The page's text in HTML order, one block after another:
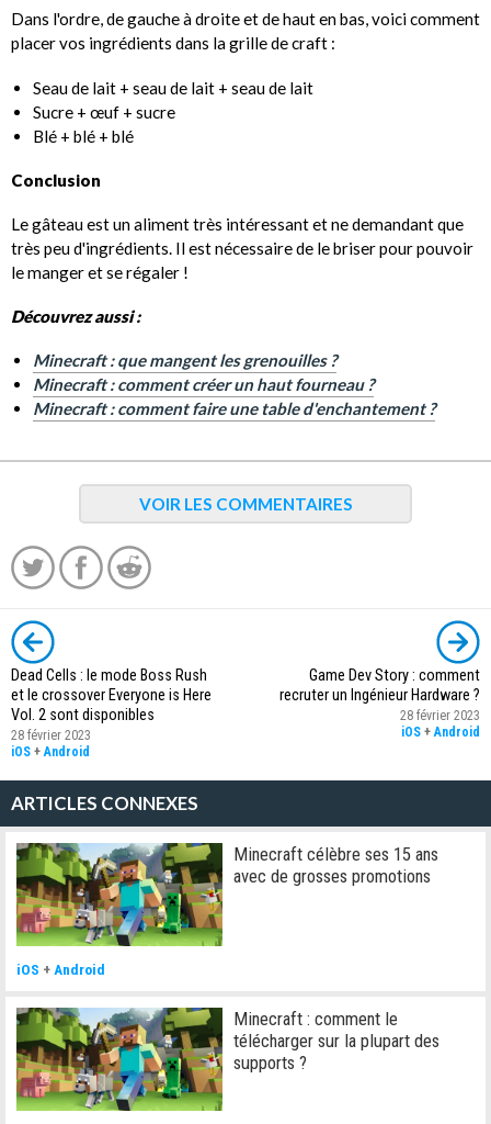
Dans l'ordre, de gauche à droite et de haut en bas, voici comment
placer vos ingrédients dans la grille de craft :
Seau de lait + seau de lait + seau de lait
Sucre + œuf + sucre
Blé + blé + blé
Conclusion
Le gâteau est un aliment très intéressant et ne demandant que
très peu d'ingrédients. Il est nécessaire de le briser pour pouvoir
le manger et se régaler !
Découvrez aussi :
Minecraft : que mangent les grenouilles ?
Minecraft : comment créer un haut fourneau ?
Minecraft : comment faire une table d'enchantement ?
VOIR LES COMMENTAIRES
Dead Cells : le mode Boss Rush
et le crossover Everyone is Here
Vol. 2 sont disponibles
28 février 2023
iOS +Android
Game Dev Story : comment
recruter un Ingénieur Hardware ?
28 février 2023
iOS +Android
ARTICLES CONNEXES
Minecraft célèbre ses 15 ans
avec de grosses promotions
iOS + Android
Minecraft : comment le
télécharger sur la plupart des
supports ?